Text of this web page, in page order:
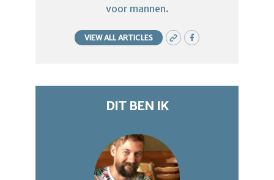
voor mannen.
VIEW ALL ARTICLES
DIT BEN IK